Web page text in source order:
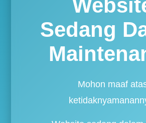
Sedang
Mohon maaf